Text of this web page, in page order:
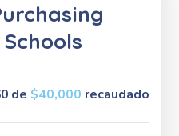
de $40,000 recaudado